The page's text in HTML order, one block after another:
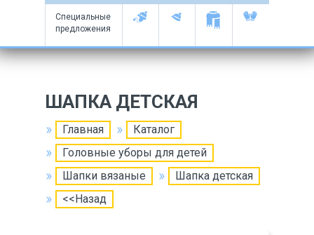
Специальные
предложения
ШАПКА ДЕТСКАЯ
Главная
Каталог
Головные уборы для детей
Шапки вязаные
Шапка детская
<<Назад